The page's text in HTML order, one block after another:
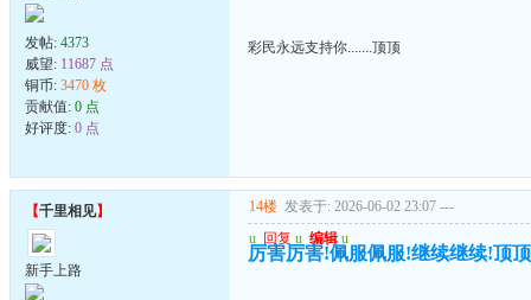
发帖: 4373
威望: 11687 点
铜币: 3470 枚
贡献值: 0 点
好评度: 0 点
彩民永远支持你.......顶顶
【千里相见】
新手上路
14楼 发表于: 2026-06-02 23:07 ---
u 回复 u 编辑 u
厉害厉害!佩服佩服!继续继续!顶